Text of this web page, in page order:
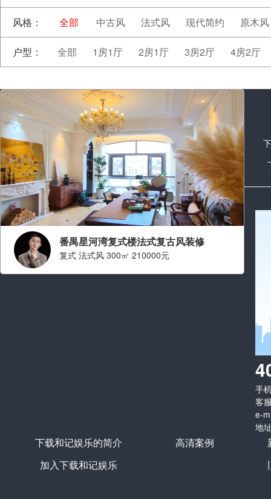
风格： 全部 中古风 法式风 现代简约 原木风
户型： 全部 1房1厅 2房1厅 3房2厅 4房2厅
番禺星河湾复式楼法式复古风装修
复式 法式风 300㎡ 210000元
手
客
e-
地
下载和记娱乐的简介
加入下载和记娱乐
高清案例